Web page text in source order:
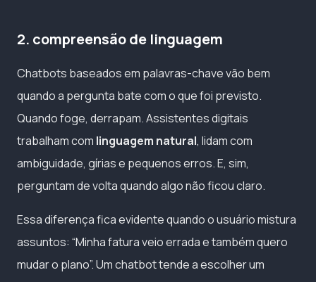
2. compreensão de linguagem
Chatbots baseados em palavras-chave vão bem
quando a pergunta bate com o que foi previsto.
Quando foge, derrapam. Assistentes digitais
trabalham com linguagem natural, lidam com
ambiguidade, gírias e pequenos erros. E, sim,
perguntam de volta quando algo não ficou claro.
Essa diferença fica evidente quando o usuário mistura
assuntos: “Minha fatura veio errada e também quero
mudar o plano”. Um chatbot tende a escolher um